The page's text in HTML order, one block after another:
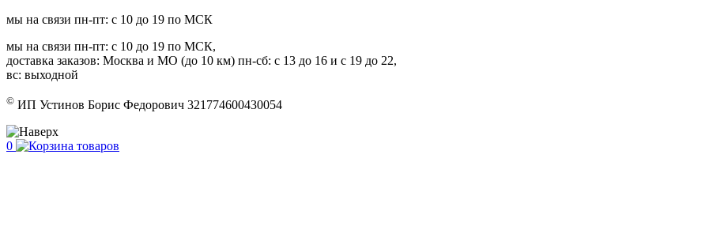
мы на связи пн-пт: с 10 до 19 по МСК
мы на связи пн-пт: с 10 до 19 по МСК,
доставка заказов: Москва и МО (до 10 км) пн-сб: с 13 до 16 и с 19 до 22,
вс: выходной
© ИП Устинов Борис Федорович 321774600430054
0